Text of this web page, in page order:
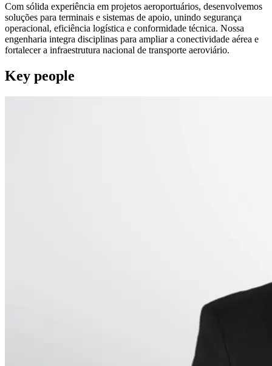
Com sólida experiência em projetos aeroportuários, desenvolvemos
soluções para terminais e sistemas de apoio, unindo segurança
operacional, eficiência logística e conformidade técnica. Nossa
engenharia integra disciplinas para ampliar a conectividade aérea e
fortalecer a infraestrutura nacional de transporte aeroviário.
Key people